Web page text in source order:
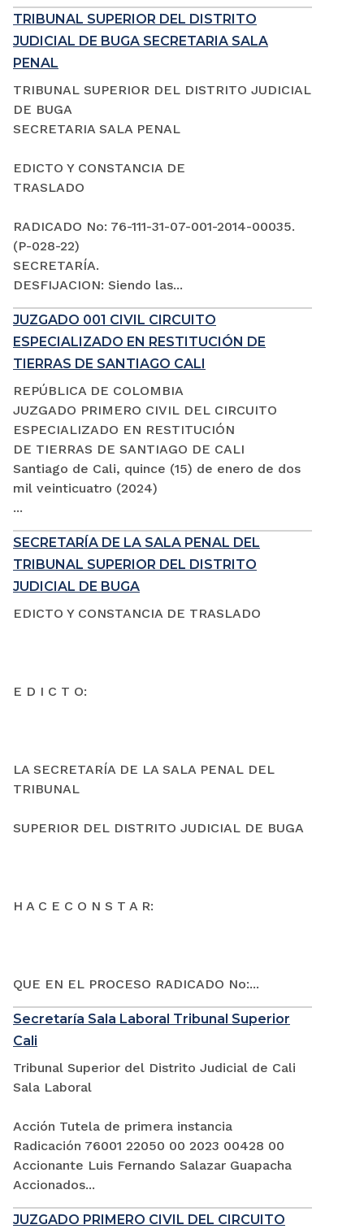
TRIBUNAL SUPERIOR DEL DISTRITO
JUDICIAL DE BUGA SECRETARIA SALA
PENAL
TRIBUNAL SUPERIOR DEL DISTRITO JUDICIAL
DE BUGA
SECRETARIA SALA PENAL
EDICTO Y CONSTANCIA DE
TRASLADO
RADICADO No: 76-111-31-07-001-2014-00035.
(P-028-22)
SECRETARÍA.
DESFIJACION: Siendo las...
JUZGADO 001 CIVIL CIRCUITO
ESPECIALIZADO EN RESTITUCIÓN DE
TIERRAS DE SANTIAGO CALI
REPÚBLICA DE COLOMBIA
JUZGADO PRIMERO CIVIL DEL CIRCUITO
ESPECIALIZADO EN RESTITUCIÓN
DE TIERRAS DE SANTIAGO DE CALI
Santiago de Cali, quince (15) de enero de dos
mil veinticuatro (2024)
...
SECRETARÍA DE LA SALA PENAL DEL
TRIBUNAL SUPERIOR DEL DISTRITO
JUDICIAL DE BUGA
EDICTO Y CONSTANCIA DE TRASLADO
E D I C T O:
LA SECRETARÍA DE LA SALA PENAL DEL
TRIBUNAL
SUPERIOR DEL DISTRITO JUDICIAL DE BUGA
H A C E C O N S T A R:
QUE EN EL PROCESO RADICADO No:...
Secretaría Sala Laboral Tribunal Superior
Cali
Tribunal Superior del Distrito Judicial de Cali
Sala Laboral
Acción Tutela de primera instancia
Radicación 76001 22050 00 2023 00428 00
Accionante Luis Fernando Salazar Guapacha
Accionados...
JUZGADO PRIMERO CIVIL DEL CIRCUITO